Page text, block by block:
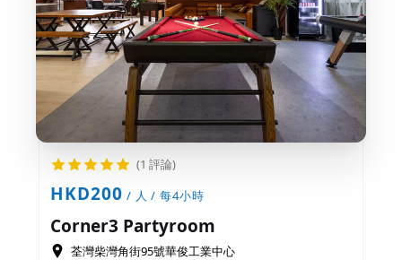
(1 評論)
HKD200 / 人 / 每4小時
Corner3 Partyroom
荃灣柴灣角街95號華俊工業中心